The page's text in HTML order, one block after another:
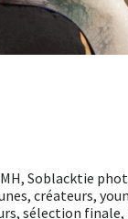
,Soblacktie
, créateurs,
, sélection finale,